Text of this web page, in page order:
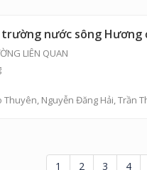
nước sông Hương
LIÊN QUAN
Thuyên, Nguyễn Đăng Hải,Trần
1 2 3 4